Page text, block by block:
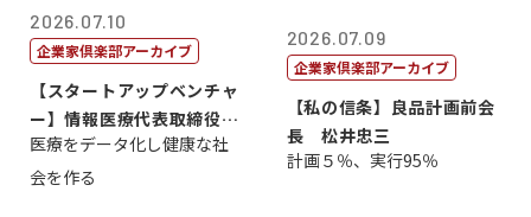
2026.07.10
企業家倶楽部アーカイブ
【スタートアップベンチャ
ー】情報医療代表取締役
原 聖吾
医療をデータ化し健康な社
会を作る
2026.07.09
企業家倶楽部アーカイブ
【私の信条】良品計画前会
長 松井忠三
計画５％、実行95％